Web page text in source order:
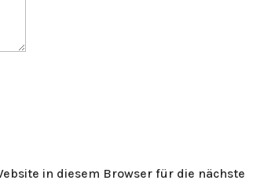
in diesem Browser für die nächste